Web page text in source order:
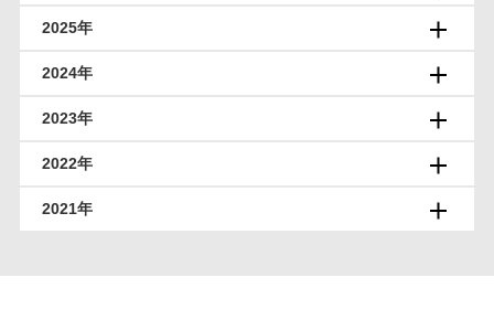
2025年
2024年
2023年
2022年
2021年